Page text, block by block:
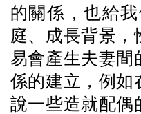
的關係，也給
庭、成長背景
易會產生夫妻間
係的建立，例如
說一些造就配偶